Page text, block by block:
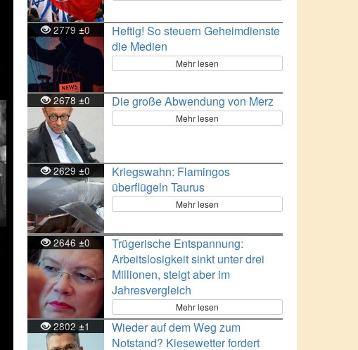
2779±0
Heftig! So steuern Geheimdienste
die Medien
Mehr lesen
2678±0 Die große Abwendung von Merz
Mehr lesen
2629±0
Kriegswahn: Flamingos
überflügeln Taurus
Mehr lesen
2646±0
Trügerische Entspannung:
Arbeitslosigkeit sinkt unter drei
Millionen, steigt aber im
Jahresvergleich
Mehr lesen
2802±1
Wieder auf dem Weg zum
Notstand? Kiesewetter fordert